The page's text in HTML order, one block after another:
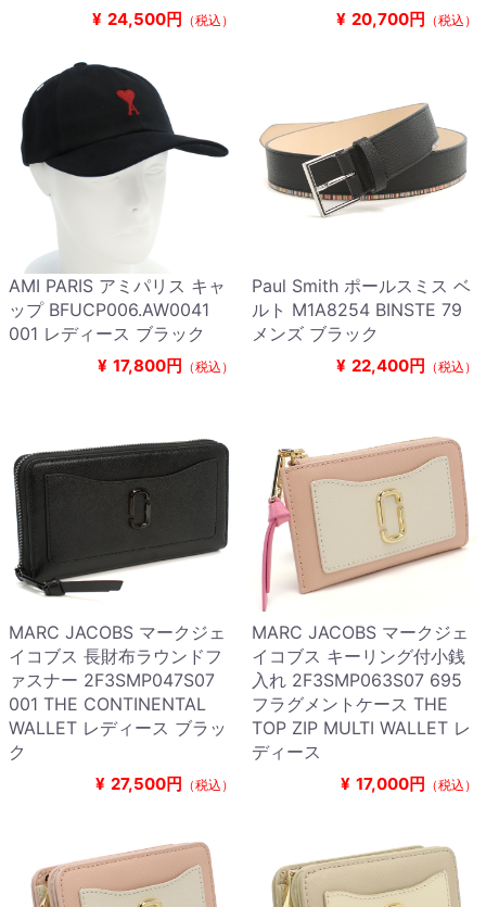
¥ 24,500円 （税込） ¥ 20,700円 （税込）
AMI PARIS アミパリス キャ
ップ BFUCP006.AW0041
001 レディース ブラック
¥ 17,800円 （税込）
Paul Smith ポールスミス ベ
ルト M1A8254 BINSTE 79
メンズ ブラック
¥ 22,400円 （税込）
MARC JACOBS マークジェ
イコブス 長財布ラウンドフ
ァスナー 2F3SMP047S07
001 THE CONTINENTAL
WALLET レディース ブラッ
ク
¥ 27,500円 （税込）
MARC JACOBS マークジェ
イコブス キーリング付小銭
入れ 2F3SMP063S07 695
フラグメントケース THE
TOP ZIP MULTI WALLET レ
ディース
¥ 17,000円 （税込）